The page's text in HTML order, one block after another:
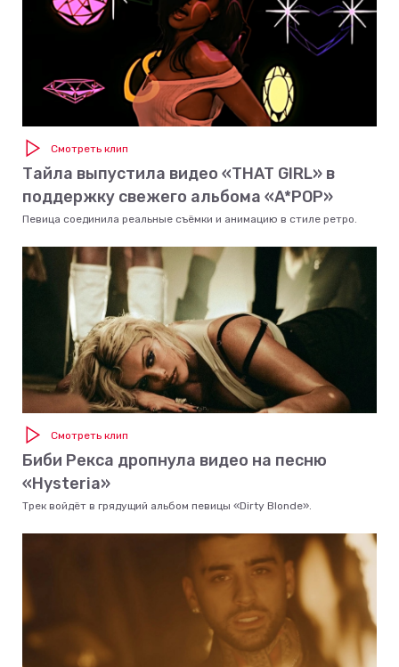
Смотреть клип
Тайла выпустила видео «THAT GIRL» в
поддержку свежего альбома «A*POP»
Певица соединила реальные съёмки и анимацию в стиле ретро.
Смотреть клип
Биби Рекса дропнула видео на песню
«Hysteria»
Трек войдёт в грядущий альбом певицы «Dirty Blonde».